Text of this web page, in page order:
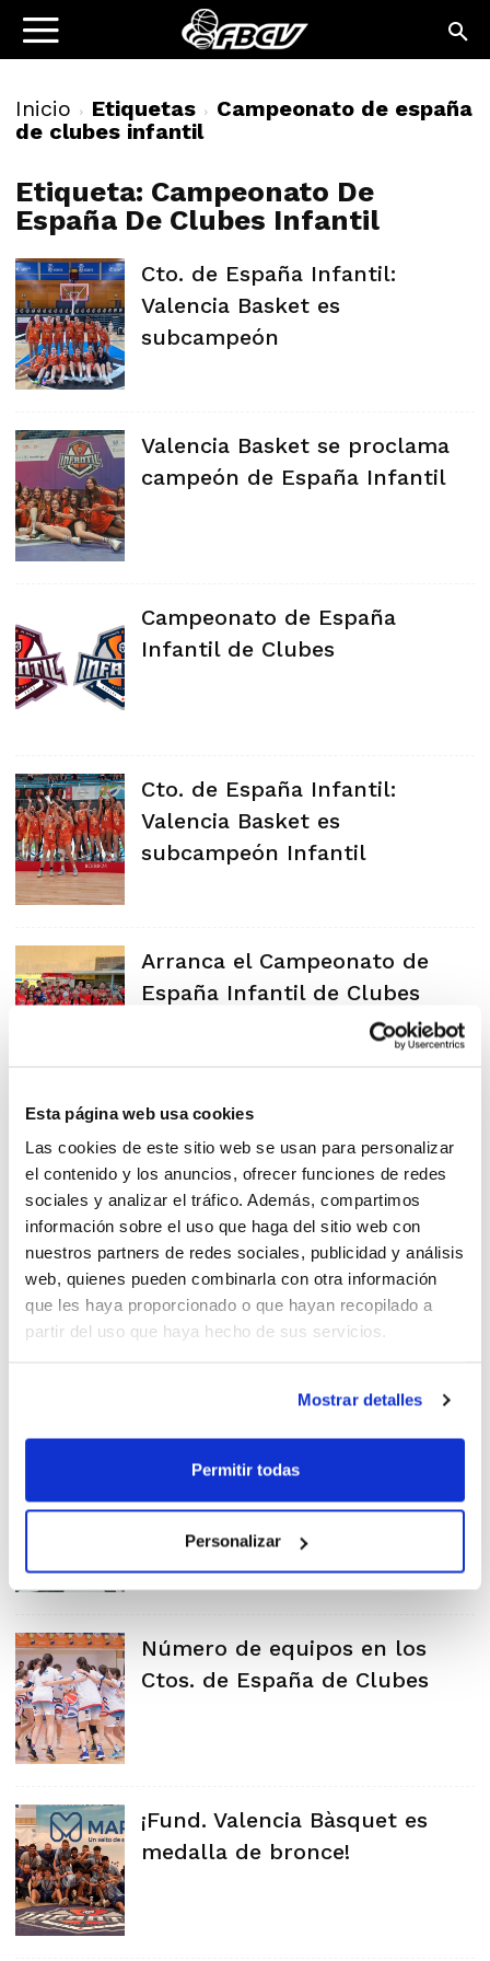
Esta página web usa cookies
Las cookies de este sitio web se usan para personalizar
el contenido y los anuncios, ofrecer funciones de redes
sociales y analizar el tráfico. Además, compartimos
información sobre el uso que haga del sitio web con
nuestros partners de redes sociales, publicidad y análisis
web, quienes pueden combinarla con otra información
que les haya proporcionado o que hayan recopilado a
partir del uso que haya hecho de sus servicios.
Mostrar detalles
Permitir todas
Personalizar
Inicio Etiquetas
Campeonato de españa
de clubes infantil
Etiqueta: Campeonato De
España De Clubes Infantil
Cto. de España Infantil:
Valencia Basket es
subcampeón
Valencia Basket se proclama
campeón de España Infantil
Campeonato de España
Infantil de Clubes
Cto. de España Infantil:
Valencia Basket es
subcampeón Infantil
Arranca el Campeonato de
España Infantil de Clubes
Campeonato de España
Infantil
Campeonato de España de
Clubes Infantil
Cto. de España Infantil:
Valencia Basket cede en
cuartos
Número de equipos en los
Ctos. de España de Clubes
¡Fund. Valencia Bàsquet es
medalla de bronce!